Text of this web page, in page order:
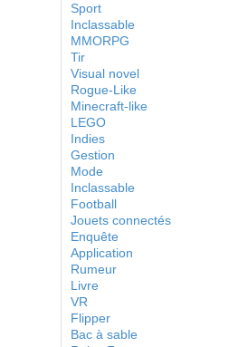
Sport
Inclassable
MMORPG
Tir
Visual novel
Rogue-Like
Minecraft-like
LEGO
Indies
Gestion
Mode
Inclassable
Football
Jouets connectés
Enquête
Application
Rumeur
Livre
VR
Flipper
Bac à sable